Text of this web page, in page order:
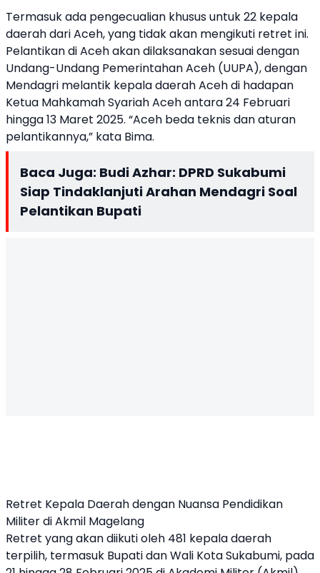
Termasuk ada pengecualian khusus untuk 22 kepala
daerah dari Aceh, yang tidak akan mengikuti retret ini.
Pelantikan di Aceh akan dilaksanakan sesuai dengan
Undang-Undang Pemerintahan Aceh (UUPA), dengan
Mendagri melantik kepala daerah Aceh di hadapan
Ketua Mahkamah Syariah Aceh antara 24 Februari
hingga 13 Maret 2025. “Aceh beda teknis dan aturan
pelantikannya,” kata Bima.
Baca Juga: Budi Azhar: DPRD Sukabumi
Siap Tindaklanjuti Arahan Mendagri Soal
Pelantikan Bupati
Retret Kepala Daerah dengan Nuansa Pendidikan
Militer di Akmil Magelang
Retret yang akan diikuti oleh 481 kepala daerah
terpilih, termasuk Bupati dan Wali Kota Sukabumi, pada